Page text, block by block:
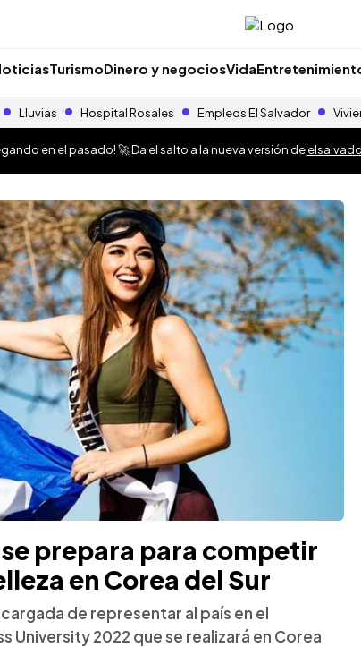
TurismoDinero y negociosVida
Lluvias Hospital Rosales Empleos El Salvador
en el pasado! 🚀 Da el salto a la nueva versión de
prepara para competir
en Corea del Sur
de representar al país en el
University 2022 que se realizará en Corea